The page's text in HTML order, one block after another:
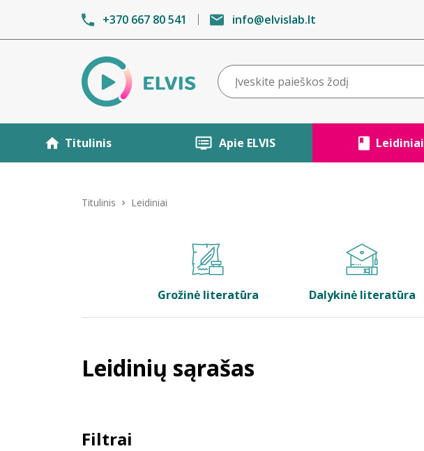
+370 667 80 541 info@elvislab.lt
Titulinis Apie ELVIS Leidiniai
Titulinis Leidiniai
Grožinė literatūra Dalykinė literatūra
Leidinių sąrašas
Filtrai